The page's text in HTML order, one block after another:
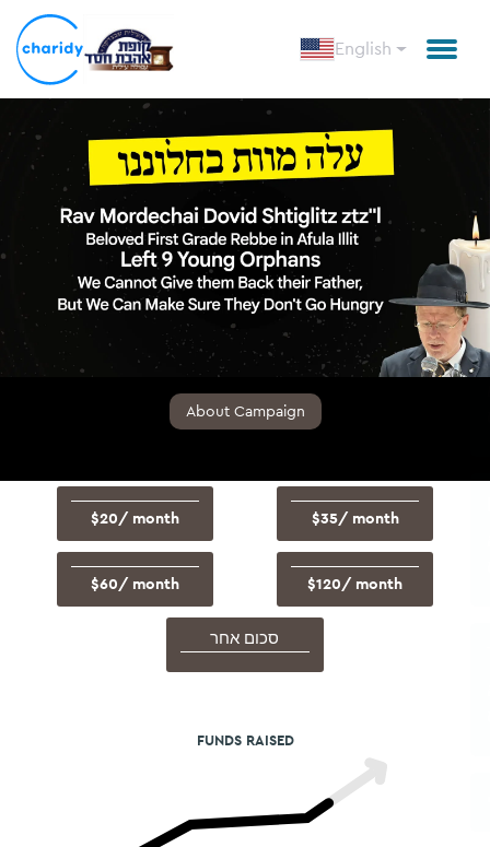
English
About Campaign
$20/ month $35/ month
$60/ month $120/ month
סכום אחר
FUNDS RAISED